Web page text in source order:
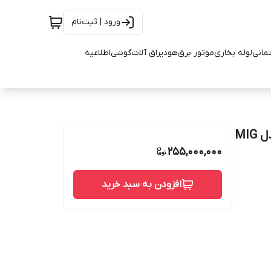
ورود | ثبت‌نام
لوله بخاریموتور برقهودیراق آلاتگوشیاطلاعیه
دستگاه جوش میگ مگ 650 آمپر ترانسی صبا الکتریک مدل MIG
255,000,000
افزودن به سبد خرید